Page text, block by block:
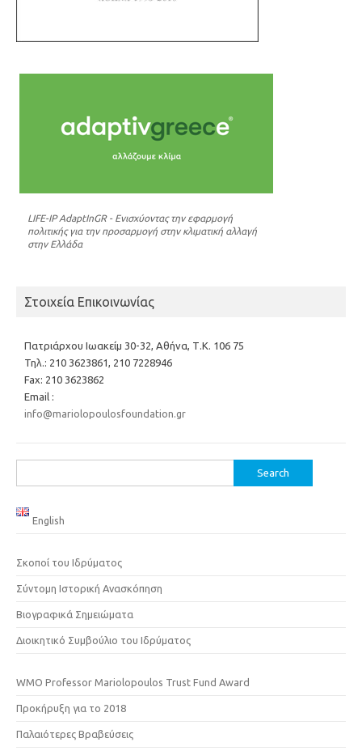
LIFE-IP AdaptInGR - Ενισχύοντας την εφαρμογή
πολιτικής για την προσαρμογή στην κλιματική αλλαγή
στην Ελλάδα
Στοιχεία Επικοινωνίας
Πατριάρχου Ιωακείμ 30-32, Αθήνα, Τ.Κ. 106 75
Τηλ.: 210 3623861, 210 7228946
Fax: 210 3623862
Email :
info@mariolopoulosfoundation.gr
for:
English
Σκοποί του Ιδρύματος
Σύντομη Ιστορική Ανασκόπηση
Βιογραφικά Σημειώματα
Διοικητικό Συμβούλιο του Ιδρύματος
WMO Professor Mariolopoulos Trust Fund Award
Προκήρυξη για το 2018
Παλαιότερες Βραβεύσεις